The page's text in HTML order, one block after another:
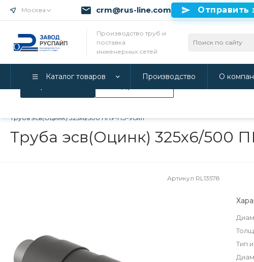
Мы используем Cookie. Если вы продолжаете использовать наш
Политикой конфиденциальности
Москва crm@rus-line.com Отправить
Производство труб и
поставка
инженерных сетей
Каталог товаров Производство О
Труба эсв(Оцинк) 325х6/500 ППУ-ПЭ-Усил
Труба эсв(Оцинк) 325х6/500
Артикул RL13578
Тип